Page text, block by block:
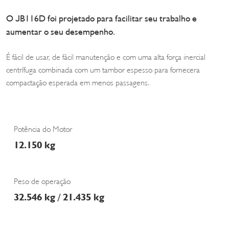
O JB116D foi projetado para facilitar seu trabalho e
aumentar o seu desempenho.
É fácil de usar, de fácil manutenção e com uma alta força inercial
centrífuga combinada com um tambor espesso para fornecera
compactação esperada em menos passagens.
Potência do Motor
12.150 kg
Peso de operação
32.546 kg / 21.435 kg